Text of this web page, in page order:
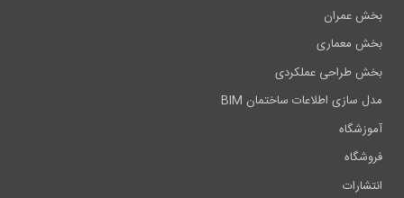
بخش عمران
بخش معماری
بخش طراحی عملکردی
مدل سازی اطلاعات ساختمان BIM
آموزشگاه
فروشگاه
انتشارات